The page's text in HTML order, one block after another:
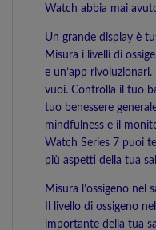
Watch abbia mai
Un grande display è
Misura i livelli di
e un’app
vuoi. Controlla il tuo
tuo benessere
mindfulness e il
Watch Series 7 puoi
più aspetti della tua
Misura l’ossigeno nel
Il livello di ossigeno
importante della tua